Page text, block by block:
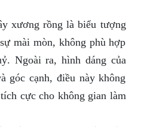
xương rồng là biểu tượng
mài mòn, không phù hợp
Ngoài ra, hình dáng của
góc cạnh, điều này không
cực cho không gian làm